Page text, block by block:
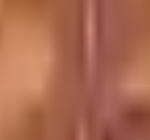
rätt hem, men kräver mer